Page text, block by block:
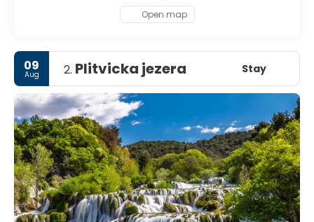
Open map
09
Aug 2. Plitvicka jezera Stay